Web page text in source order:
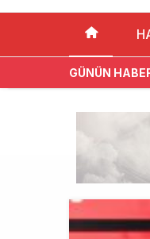
GÜNÜN